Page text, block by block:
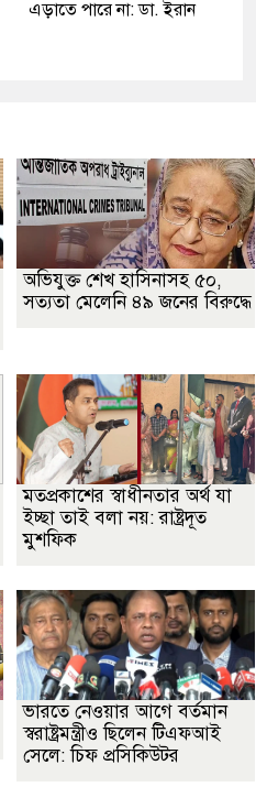
এড়াতে পারে না: ডা. ইরান
অভিযুক্ত শেখ হাসিনাসহ ৫০,
সত্যতা মেলেনি ৪৯ জনের বিরুদ্ধে
মতপ্রকাশের স্বাধীনতার অর্থ যা
ইচ্ছা তাই বলা নয়: রাষ্ট্রদূত
মুশফিক
ভারতে নেওয়ার আগে বর্তমান
স্বরাষ্ট্রমন্ত্রীও ছিলেন টিএফআই
সেলে: চিফ প্রসিকিউটর